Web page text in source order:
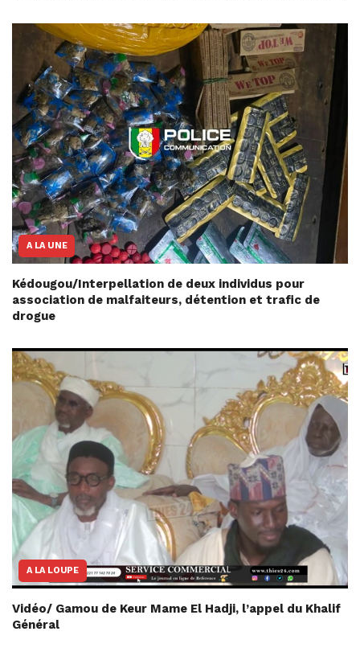
A LA UNE
Kédougou/Interpellation de deux individus pour
association de malfaiteurs, détention et trafic de
drogue
A LA LOUPE
Vidéo/ Gamou de Keur Mame El Hadji, l’appel du Khalif
Général